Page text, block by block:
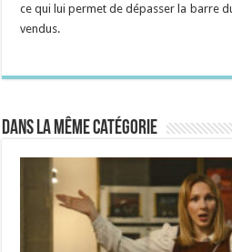
ce qui lui permet de dépasser la barre
vendus.
Dans la même catégorie